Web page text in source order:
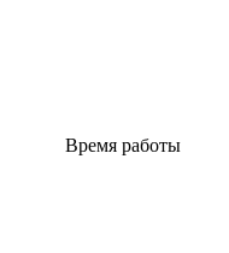
Время работы